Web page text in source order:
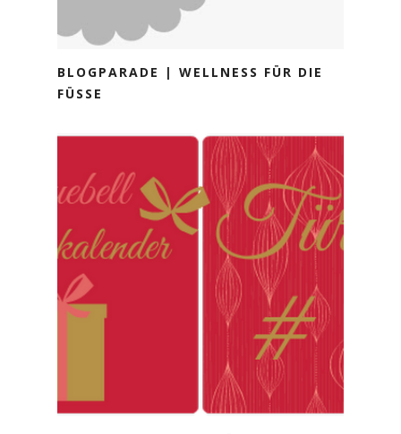
BLOGPARADE | WELLNESS FÜR DIE
FÜSSE